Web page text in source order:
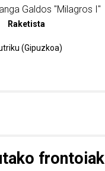
Galdos "Milagros I"
Raketista
(Gipuzkoa)
frontoiak